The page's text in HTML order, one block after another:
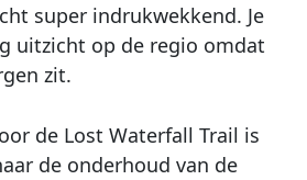
super indrukwekkend. Je
uitzicht op de regio omdat
zit.
de Lost Waterfall Trail is
de onderhoud van de